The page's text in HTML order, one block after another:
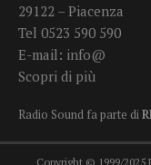
29122 – Piacenza
Tel 0523 590 590
E-mail: info@
Scopri di più
Radio Sound fa parte di
Copyright © 1999/